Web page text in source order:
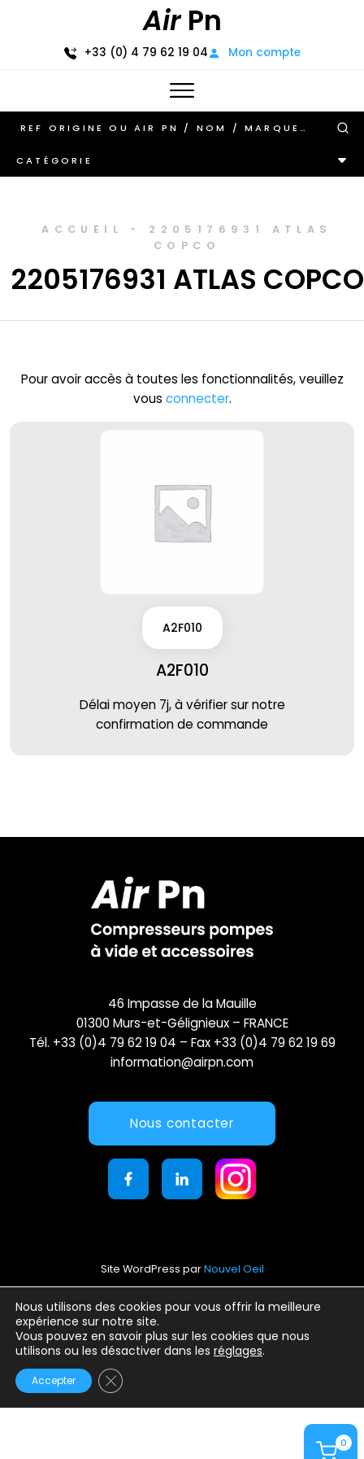
AirPn
+33 (0) 4 79 62 19 04 Mon compte
0
CATÉGORIE
ACCUEIL - 2205176931 ATLAS
COPCO
2205176931 ATLAS COPCO
Pour avoir accès à toutes les fonctionnalités, veuillez
vous connecter.
A2F010
A2F010
Délai moyen 7j, à vérifier sur notre
confirmation de commande
Nous utilisons des cookies pour vous offrir la meilleure
expérience sur notre site.
Vous pouvez en savoir plus sur les cookies que nous
utilisons ou les désactiver dans les réglages.
Accepter Fermer la bannière des cookies GDPR
46 Impasse de la Mauille
01300 Murs-et-Gélignieux – FRANCE
Tél. +33 (0)4 79 62 19 04 – Fax +33 (0)4 79 62 19 69
information@airpn.com
Nous contacter
Site WordPress parNouvel Oeil
Mentions légales
Conditions générales d’utilisation
Politique de confidentialité